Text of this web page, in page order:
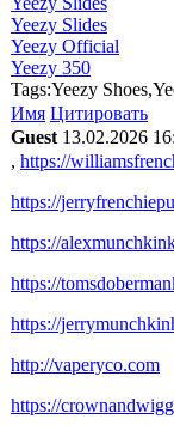
Yeezy Slides
Yeezy Official
Yeezy 350
Tags:Yeezy
Имя Цитировать
Guest 13.02.2026
, https://
https://
https://
https://
https://
http://vaperyco.com
https://